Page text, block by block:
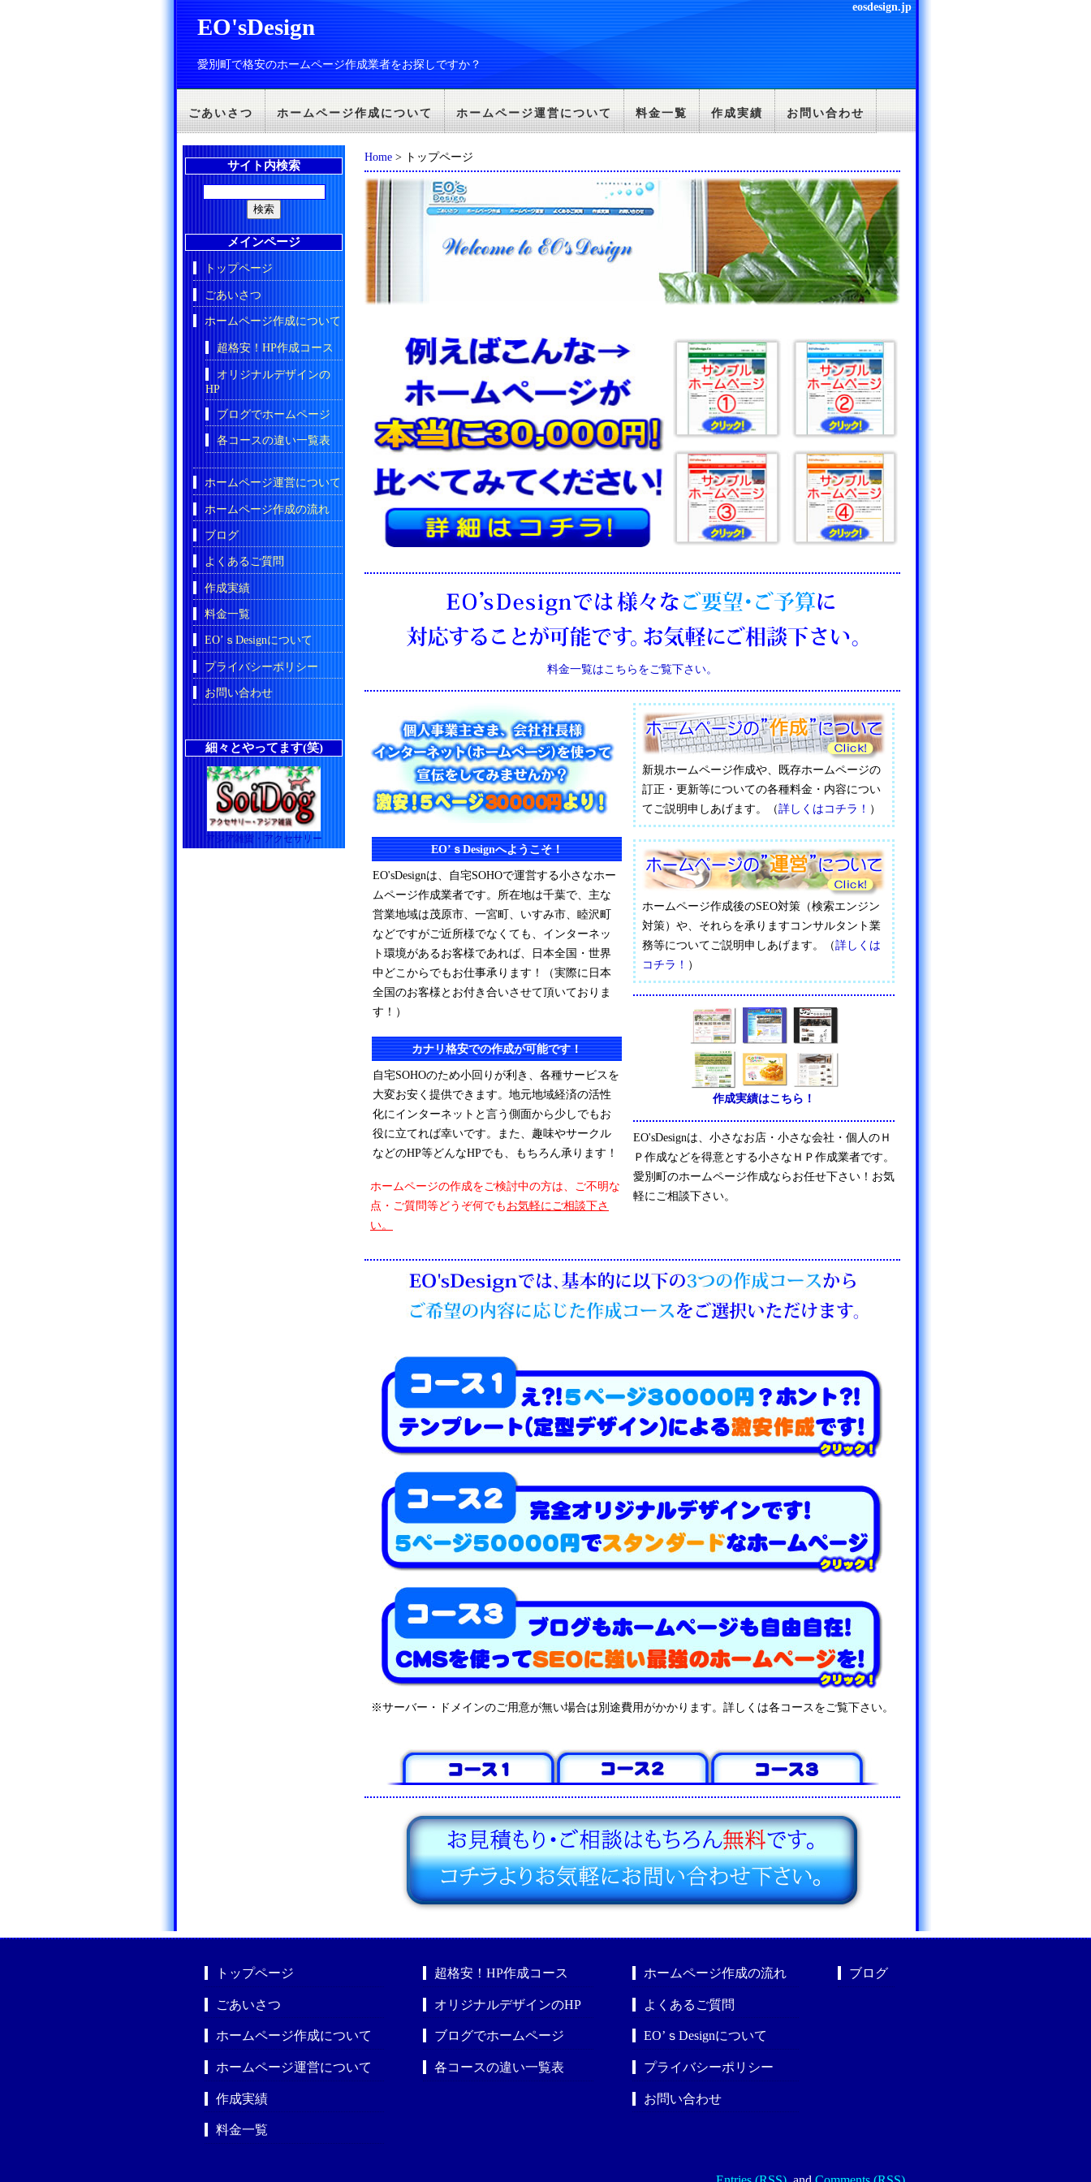
EO'sDesign
愛別町で格安のホームページ作成業者をお探しですか？
eosdesign.jp
ごあいさつ ホームページ作成について ホームページ運営について 料金一覧 作成実績 お問い合わせ
Home > トップページ
料金一覧はこちらをご覧下さい。
EO’ｓDesignへようこそ！
EO'sDesignは、自宅SOHOで運営する小さなホー
ムページ作成業者です。所在地は千葉で、主な
営業地域は茂原市、一宮町、いすみ市、睦沢町
などですがご近所様でなくても、インターネッ
ト環境があるお客様であれば、日本全国・世界
中どこからでもお仕事承ります！（実際に日本
全国のお客様とお付き合いさせて頂いておりま
す！）
カナリ格安での作成が可能です！
自宅SOHOのため小回りが利き、各種サービスを
大変お安く提供できます。地元地域経済の活性
化にインターネットと言う側面から少しでもお
役に立てれば幸いです。また、趣味やサークル
などのHP等どんなHPでも、もちろん承ります！
ホームページの作成をご検討中の方は、ご不明な
点・ご質問等どうぞ何でもお気軽にご相談下さ
い。
新規ホームページ作成や、既存ホームページの
訂正・更新等についての各種料金・内容につい
てご説明申しあげます。（詳しくはコチラ！ ）
ホームページ作成後のSEO対策（検索エンジン
対策）や、それらを承りますコンサルタント業
務等についてご説明申しあげます。（詳しくは
コチラ！ ）
作成実績はこちら！
EO'sDesignは、小さなお店・小さな会社・個人のＨ
Ｐ作成などを得意とする小さなＨＰ作成業者です。
愛別町のホームページ作成ならお任せ下さい！お気
軽にご相談下さい。
※サーバー・ドメインのご用意が無い場合は別途費用がかかります。詳しくは各コースをご覧下さい。
サイト内検索
メインページ
トップページ
ごあいさつ
ホームページ作成について
超格安！HP作成コース
オリジナルデザインの
HP
ブログでホームページ
各コースの違い一覧表
ホームページ運営について
ホームページ作成の流れ
ブログ
よくあるご質問
作成実績
料金一覧
EO’ｓDesignについて
プライバシーポリシー
お問い合わせ
細々とやってます(笑)
アジア雑貨・アクセサリー
トップページ
ごあいさつ
ホームページ作成について
ホームページ運営について
作成実績
料金一覧
超格安！HP作成コース
オリジナルデザインのHP
ブログでホームページ
各コースの違い一覧表
ホームページ作成の流れ
よくあるご質問
EO’ｓDesignについて
プライバシーポリシー
お問い合わせ
ブログ